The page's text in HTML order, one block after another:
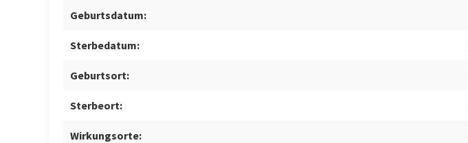
Geburtsdatum:
Sterbedatum:
Geburtsort:
Sterbeort:
Wirkungsorte: